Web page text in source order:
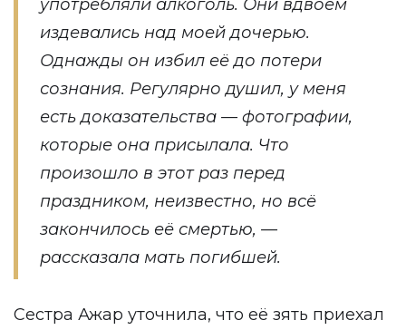
употребляли алкоголь. Они вдвоём
издевались над моей дочерью.
Однажды он избил её до потери
сознания. Регулярно душил, у меня
есть доказательства — фотографии,
которые она присылала. Что
произошло в этот раз перед
праздником, неизвестно, но всё
закончилось её смертью, —
рассказала мать погибшей.
Сестра Ажар уточнила, что её зять приехал